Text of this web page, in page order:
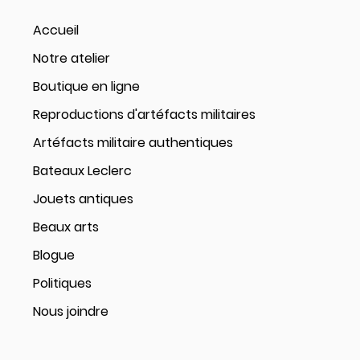
Accueil
Notre atelier
Boutique en ligne
Reproductions d'artéfacts militaires
Artéfacts militaire authentiques
Bateaux Leclerc
Jouets antiques
Beaux arts
Blogue
Politiques
Nous joindre